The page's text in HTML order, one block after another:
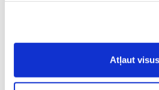
Vispārīgiem vietnes
noteikumiem(saīsināti - VVLN).
Atļaut visus